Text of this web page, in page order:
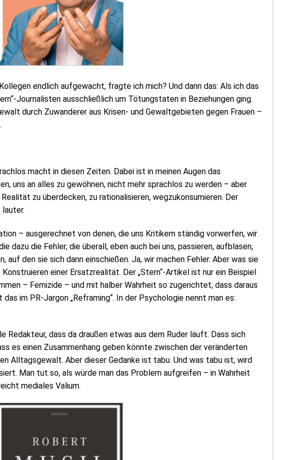
endlich aufgewacht, fragte ich mich? Und dann das: Als ich das
Journalisten ausschließlich um Tötungstaten in Beziehungen ging.
durch Zuwanderer aus Krisen- und Gewaltgebieten gegen Frauen –
macht in diesen Zeiten. Dabei ist in meinen Augen das
uns an alles zu gewöhnen, nicht mehr sprachlos zu werden – aber
zu überdecken, zu rationalisieren, wegzukonsumieren. Der
– ausgerechnet von denen, die uns Kritikern ständig vorwerfen, wir
dazu die Fehler, die überall, eben auch bei uns, passieren, aufblasen,
auf den sie sich dann einschießen. Ja, wir machen Fehler. Aber was sie
einer Ersatzrealität. Der „Stern“-Artikel ist nur ein Beispiel
– Femizide – und mit halber Wahrheit so zugerichtet, dass daraus
im PR-Jargon „Reframing“. In der Psychologie nennt man es:
Redakteur, dass da draußen etwas aus dem Ruder läuft. Dass sich
es einen Zusammenhang geben könnte zwischen der veränderten
Alltagsgewalt. Aber dieser Gedanke ist tabu. Und was tabu ist, wird
Man tut so, als würde man das Problem aufgreifen – in Wahrheit
mediales Valium.